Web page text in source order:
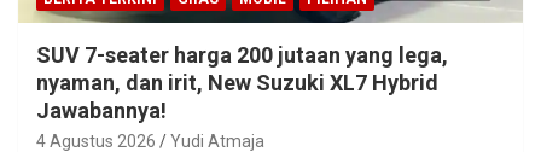
SUV 7-seater harga 200 jutaan yang lega,
nyaman, dan irit, New Suzuki XL7 Hybrid
Jawabannya!
4 Agustus 2026 Yudi Atmaja